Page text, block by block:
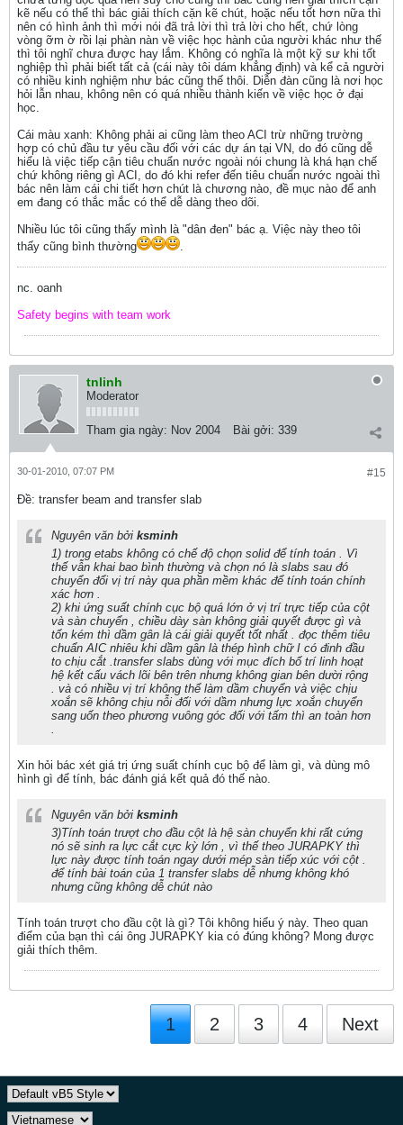
kẽ nếu có thể thì bác giải thích cặn kẽ chút, hoặc nếu tốt hơn nữa thì
nên có hình ảnh thì mới nói đã trả lời thì trả lời cho hết, chứ lòng
vòng ỡm ờ rồi lại phàn nàn về việc học hành của người khác như thế
thì tôi nghĩ chưa được hay lắm. Không có nghĩa là một kỹ sư khi tốt
nghiệp thì phải biết tất cả (cái này tôi dám khẳng định) và kể cả người
có nhiều kinh nghiệm như bác cũng thế thôi. Diễn đàn cũng là nơi học
hỏi lẫn nhau, không nên có quá nhiều thành kiến về việc học ở đại
học.
Cái màu xanh: Không phải ai cũng làm theo ACI trừ những trường
hợp có chủ đầu tư yêu cầu đối với các dự án tại VN, do đó cũng dễ
hiểu là việc tiếp cận tiêu chuẩn nước ngoài nói chung là khá hạn chế
chứ không riêng gì ACI, do đó khi refer đến tiêu chuẩn nước ngoài thì
bác nên làm cái chi tiết hơn chút là chương nào, đề mục nào để anh
em đang có thắc mắc có thể dễ dàng theo dõi.
Nhiều lúc tôi cũng thấy mình là "dân đen" bác ạ. Việc này theo tôi
thấy cũng bình thường
.
nc. oanh
Safety begins with team work
tnlinh
Moderator
Tham gia ngày: Nov 2004 Bài gởi: 339
#15
30-01-2010, 07:07 PM
Ðề: transfer beam and transfer slab
Nguyên văn bởi ksminh
1) trong etabs không có chế độ chọn solid để tính toán . Vì
thế vẫn khai bao bình thường và chọn nó là slabs sau đó
chuyển đổi vị trí này qua phần mềm khác để tính toán chính
xác hơn .
2) khi ứng suất chính cục bộ quá lớn ở vị trí trực tiếp của cột
và sàn chuyển , chiều dày sàn không giải quyết được gì và
tốn kém thì dầm gân là cái giải quyết tốt nhất . đọc thêm tiêu
chuẩn AIC nhiêu khi dầm gân là thép hình chữ I có đinh đầu
to chịu cắt .transfer slabs dùng với mục đích bố trí linh hoạt
hệ kết cấu vách lõi bên trên nhưng không gian bên dười rộng
. và có nhiều vị trí không thể làm dầm chuyển và việc chịu
xoắn sẽ không chịu nỗi đối với dầm nhưng lực xoắn chuyển
sang uốn theo phương vuông góc đối với tấm thì an toàn hơn
.
Xin hỏi bác xét giá trị ứng suất chính cục bộ để làm gì, và dùng mô
hình gì để tính, bác đánh giá kết quả đó thế nào.
Nguyên văn bởi ksminh
3)Tính toán trượt cho đầu cột là hệ sàn chuyển khi rất cứng
nó sẽ sinh ra lực cắt cực kỳ lớn , vì thế theo JURAPKY thì
lực này được tính toán ngay dưới mép sàn tiếp xúc với cột .
để tính bài toán của 1 transfer slabs dễ nhưng không khó
nhưng cũng không dễ chút nào
Tính toán trượt cho đầu cột là gì? Tôi không hiểu ý này. Theo quan
điểm của bạn thì cái ông JURAPKY kia có đúng không? Mong được
giải thích thêm.
1 2 3 4 Next